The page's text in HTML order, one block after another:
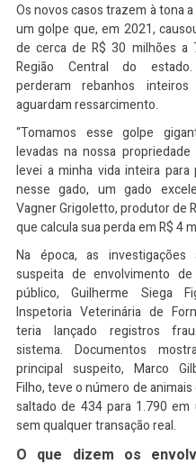
Os novos casos trazem à tona
um golpe que, em 2021,
de cerca de R$ 30 milhões a
Região Central do estado.
perderam rebanhos
aguardam ressarcimento.
“Tomamos esse golpe
levadas na nossa propriedade
levei a minha vida inteira para
nesse gado, um gado
Vagner Grigoletto, produtor de
que calcula sua perda em R$ 4
Na época, as investigações
suspeita de envolvimento
público, Guilherme Siega
Inspetoria Veterinária de
teria lançado registros
sistema. Documentos
principal suspeito, Marco
Filho, teve o número de
saltado de 434 para 1.790 em
sem qualquer transação real.
O que dizem os